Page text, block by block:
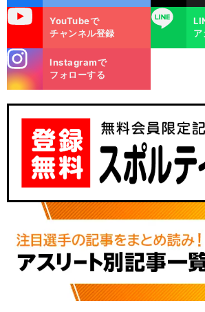
YouTubeで
チャンネル登録
LINE
ア
m
Instagramで
フォローする